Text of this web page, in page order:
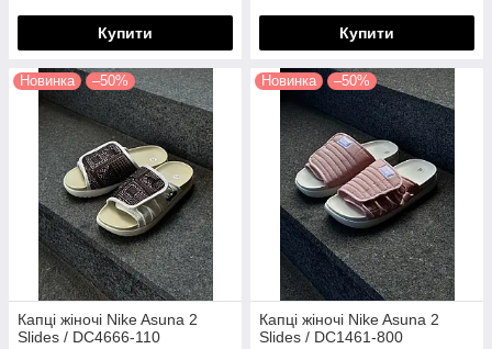
Купити Купити
Новинка –50%
Капці жіночі Nike Asuna 2
Slides / DC4666-110
Новинка –50%
Капці жіночі Nike Asuna 2
Slides / DC1461-800